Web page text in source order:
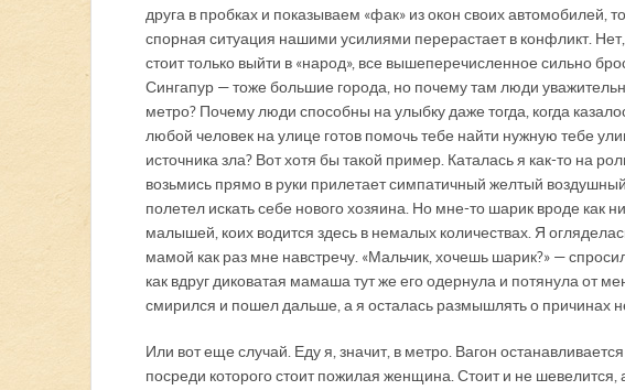
друга в пробках и показываем «фак» из окон своих автомобилей,
спорная ситуация нашими усилиями перерастает в конфликт.
стоит только выйти в «народ», все вышеперечисленное сильно
Сингапур — тоже большие города, но почему там люди
метро? Почему люди способны на улыбку даже тогда, когда
любой человек на улице готов помочь тебе найти нужную тебе
источника зла? Вот хотя бы такой пример. Каталась я как-то на
возьмись прямо в руки прилетает симпатичный желтый
полетел искать себе нового хозяина. Но мне-то шарик вроде как
малышей, коих водится здесь в немалых количествах. Я
мамой как раз мне навстречу. «Мальчик, хочешь шарик?» —
как вдруг диковатая мамаша тут же его одернула и потянула от
смирился и пошел дальше, а я осталась размышлять о причинах
Или вот еще случай. Еду я, значит, в метро. Вагон
посреди которого стоит пожилая женщина. Стоит и не